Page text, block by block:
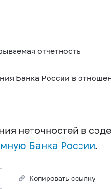
отчетность
Банка России в
неточностей в
Банка России.
Копировать ссылку